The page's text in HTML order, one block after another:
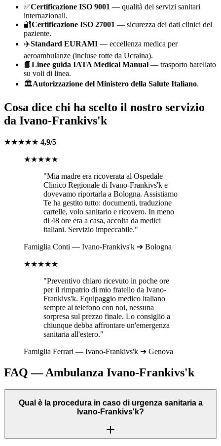
✅Certificazione ISO 9001 — qualità dei servizi sanitari
internazionali.
🔐Certificazione ISO 27001 — sicurezza dei dati clinici del
paziente.
✈️Standard EURAMI — eccellenza medica per
aeroambulanze (incluse rotte da Ucraina).
📘Linee guida IATA Medical Manual — trasporto barellato
su voli di linea.
🏛️Autorizzazione del Ministero della Salute Italiano.
Cosa dice chi ha scelto il nostro servizio
da Ivano-Frankivs'k
★★★★★ 4,9/5
★★★★★
"Mia madre era ricoverata al Ospedale
Clinico Regionale di Ivano-Frankivs'k e
dovevamo riportarla a Bologna. Assistiamo
Te ha gestito tutto: documenti, traduzione
cartelle, volo sanitario e ricovero. In meno
di 48 ore era a casa, accolta da medici
italiani. Servizio impeccabile."
Famiglia Conti — Ivano-Frankivs'k ➔ Bologna
★★★★★
"Preventivo chiaro ricevuto in poche ore
per il rimpatrio di mio fratello da Ivano-
Frankivs'k. Equipaggio medico italiano
sempre al telefono con noi, nessuna
sorpresa sul prezzo finale. Lo consiglio a
chiunque debba affrontare un'emergenza
sanitaria all'estero."
Famiglia Ferrari — Ivano-Frankivs'k ➔ Genova
FAQ — Ambulanza Ivano-Frankivs'k
Qual è la procedura in caso di urgenza sanitaria a
Ivano-Frankivs'k?